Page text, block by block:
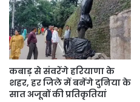
कबाड़ से संवरेंगे हरियाणा के
शहर, हर जिले में बनेंगे दुनिया के
सात अजूबों की प्रतिकृतियां